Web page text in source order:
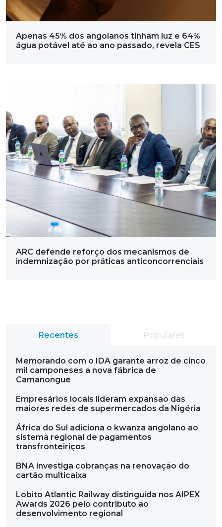
Apenas 45% dos angolanos tinham luz e 64%
água potável até ao ano passado, revela CES
ARC defende reforço dos mecanismos de
indemnização por práticas anticoncorrenciais
Recentes Populares
Memorando com o IDA garante arroz de cinco
mil camponeses a nova fábrica de
Camanongue
Empresários locais lideram expansão das
maiores redes de supermercados da Nigéria
África do Sul adiciona o kwanza angolano ao
sistema regional de pagamentos
transfronteiriços
BNA investiga cobranças na renovação do
cartão multicaixa
Lobito Atlantic Railway distinguida nos AIPEX
Awards 2026 pelo contributo ao
desenvolvimento regional